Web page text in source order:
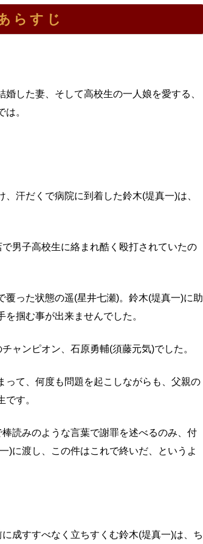
らすじ
した妻、そして高校生の一人娘を愛する、
。
汗だくで病院に到着した鈴木(堤真一)は、
男子高校生に絡まれ酷く殴打されていたの
った状態の遥(星井七瀬)。鈴木(堤真一)に助
掴む事が出来ませんでした。
ャンピオン、石原勇輔(須藤元気)でした。
て、何度も問題を起こしながらも、父親の
す。
読みのような言葉で謝罪を述べるのみ、付
)に渡し、この件はこれで終いだ、というよ
成すすべなく立ちすくむ鈴木(堤真一)は、ち